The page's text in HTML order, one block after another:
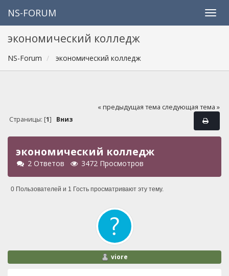
NS-FORUM
экономический колледж
NS-Forum экономический колледж
« предыдущая тема следующая тема »
Страницы: [1] Вниз
экономический колледж
2 Ответов 3472 Просмотров
0 Пользователей и 1 Гость просматривают эту тему.
viore